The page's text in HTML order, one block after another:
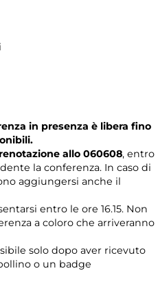
in presenza è libera fino
allo 060608, entro
la conferenza. In caso di
aggiungersi anche il
entro le ore 16.15. Non
a coloro che arriveranno
solo dopo aver ricevuto
o un badge